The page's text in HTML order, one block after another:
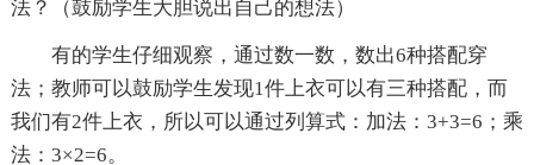
法？（鼓励学生大胆说出自己的想法）
有的学生仔细观察，通过数一数，数出6种搭配穿
法；教师可以鼓励学生发现1件上衣可以有三种搭配，而
我们有2件上衣，所以可以通过列算式：加法：3+3=6；乘
法：3×2=6。